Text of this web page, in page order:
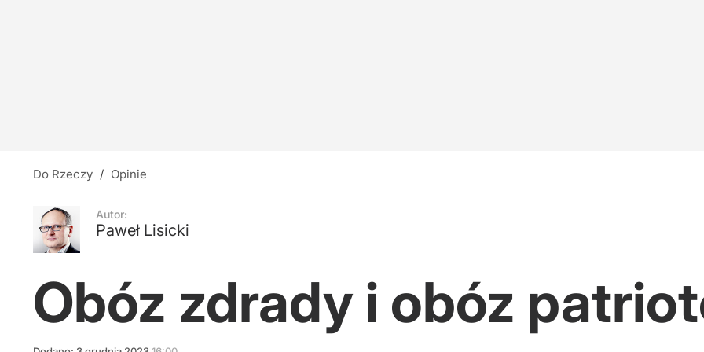
18
Do Rzeczy / Opinie
Autor:
Paweł Lisicki
Obóz zdrady i obóz